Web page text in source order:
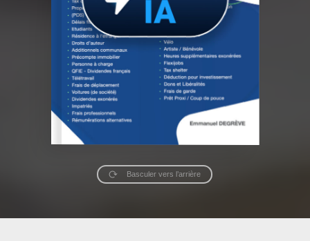
Basculer vers l’arrière